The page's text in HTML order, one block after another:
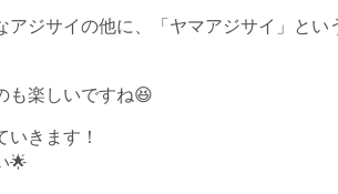
アジサイの他に、「ヤマアジサイ」とい
も楽しいですね😆
きます！
🌟